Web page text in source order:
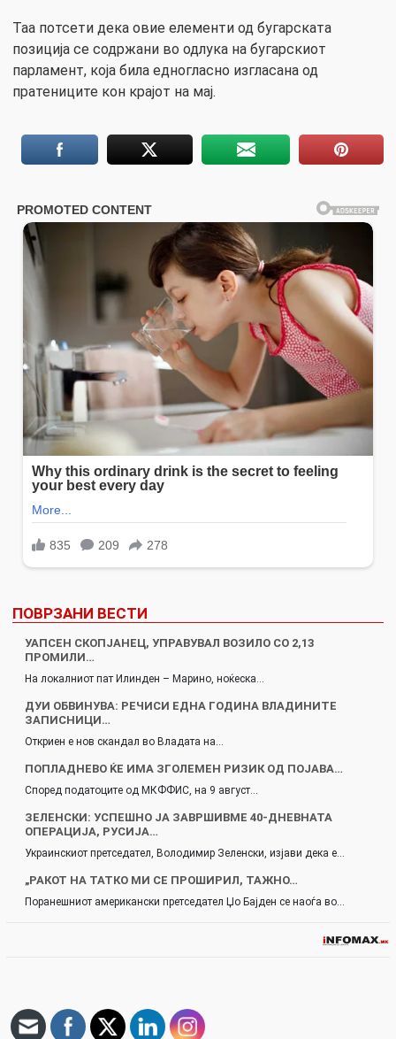
Таа потсети дека овие елементи од бугарската
позиција се содржани во одлука на бугарскиот
парламент, која била едногласно изгласана од
пратениците кон крајот на мај.
ПОВРЗАНИ ВЕСТИ
УАПСЕН СКОПЈАНЕЦ, УПРАВУВАЛ ВОЗИЛО СО 2,13
ПРОМИЛИ…
На локалниот пат Илинден – Марино, ноќеска…
ДУИ ОБВИНУВА: РЕЧИСИ ЕДНА ГОДИНА ВЛАДИНИТЕ
ЗАПИСНИЦИ…
Откриен е нов скандал во Владата на…
ПОПЛАДНЕВО ЌЕ ИМА ЗГОЛЕМЕН РИЗИК ОД ПОЈАВА…
Според податоците од МКФФИС, на 9 август…
ЗЕЛЕНСКИ: УСПЕШНО ЈА ЗАВРШИВМЕ 40-ДНЕВНАТА
ОПЕРАЦИЈА, РУСИЈА…
Украинскиот претседател, Володимир Зеленски, изјави дека е…
„РАКОТ НА ТАТКО МИ СЕ ПРОШИРИЛ, ТАЖНО…
Поранешниот американски претседател Џо Бајден се наоѓа во…